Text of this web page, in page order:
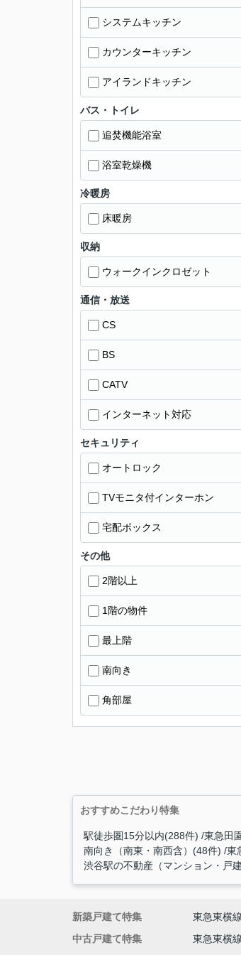
システムキッチン
カウンターキッチン
アイランドキッチン
バス・トイレ
追焚機能浴室
浴室乾燥機
冷暖房
床暖房
収納
ウォークインクロゼット
通信・放送
CS
BS
CATV
インターネット対応
セキュリティ
オートロック
TVモニタ付インターホン
宅配ボックス
その他
2階以上
1階の物件
最上階
南向き
角部屋
おすすめこだわり特集
駅徒歩圏15分以内(288件) 東急田
南向き（南東・南西含）(48件) 東
渋谷駅の不動産（マンション・戸
新築戸建て特集 東急東横線
中古戸建て特集
東急東横線